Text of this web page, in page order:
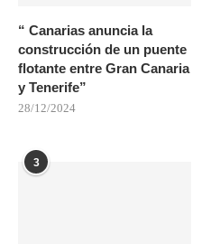
“ Canarias anuncia la
construcción de un puente
flotante entre Gran Canaria
y Tenerife”
28/12/2024
3